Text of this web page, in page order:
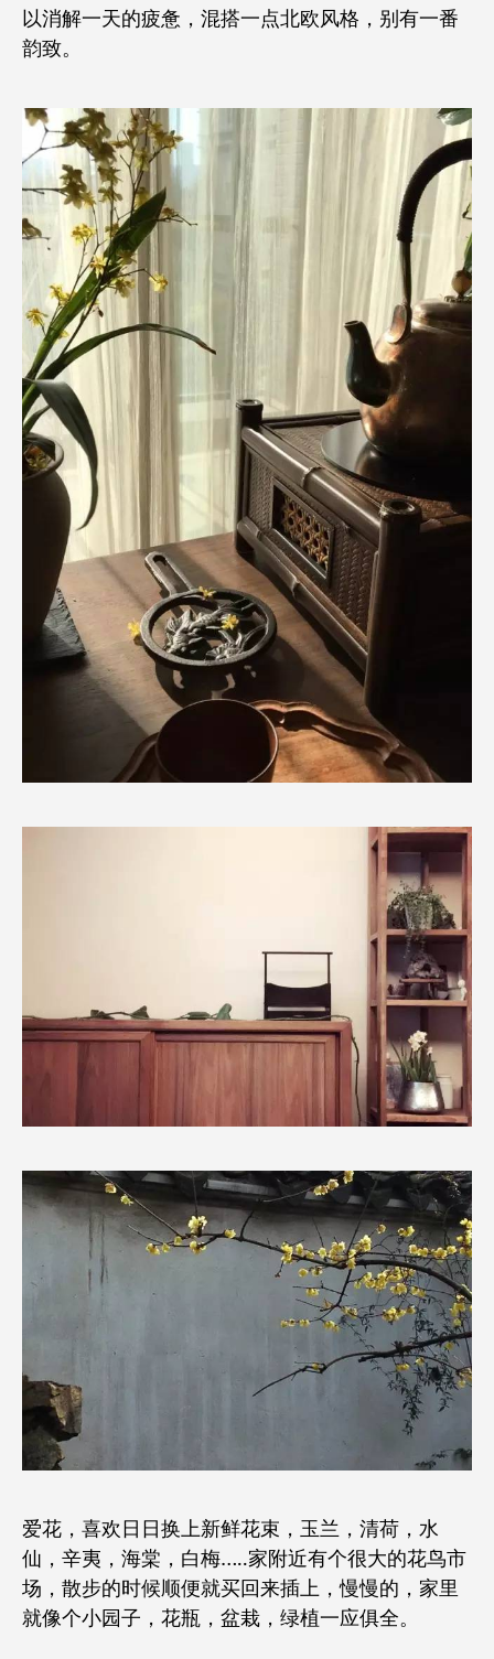
以消解一天的疲惫，混搭一点北欧风格，别有一番
韵致。
爱花，喜欢日日换上新鲜花束，玉兰，清荷，水
仙，辛夷，海棠，白梅…..家附近有个很大的花鸟市
场，散步的时候顺便就买回来插上，慢慢的，家里
就像个小园子，花瓶，盆栽，绿植一应俱全。